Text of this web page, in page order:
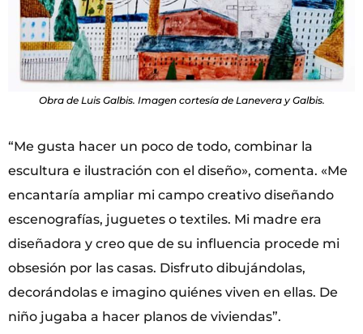
Obra de Luis Galbis. Imagen cortesía de Lanevera y Galbis.
“Me gusta hacer un poco de todo, combinar la
escultura e ilustración con el diseño», comenta. «Me
encantaría ampliar mi campo creativo diseñando
escenografías, juguetes o textiles. Mi madre era
diseñadora y creo que de su influencia procede mi
obsesión por las casas. Disfruto dibujándolas,
decorándolas e imagino quiénes viven en ellas. De
niño jugaba a hacer planos de viviendas”.